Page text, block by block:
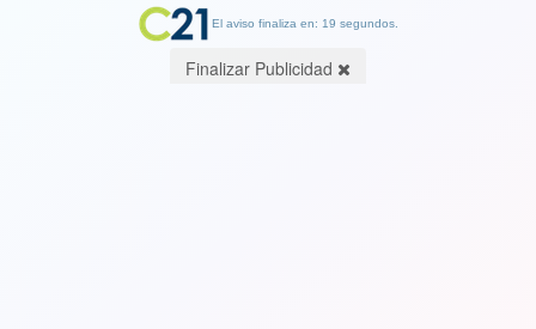
El aviso finaliza en: 19 segundos.
Finalizar Publicidad